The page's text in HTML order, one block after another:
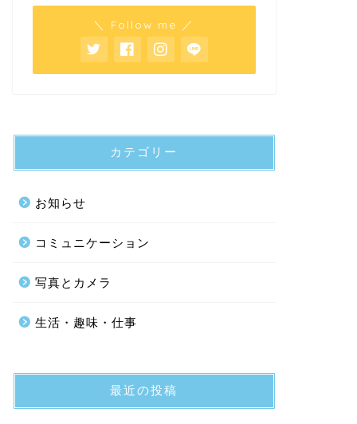
＼ Follow me ／
カテゴリー
お知らせ
コミュニケーション
写真とカメラ
生活・趣味・仕事
最近の投稿